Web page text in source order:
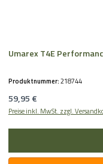
Umarex T4E
Produktnummer:218744
Regulärer Preis:
59,95 €
Preise inkl. MwSt. zzgl.